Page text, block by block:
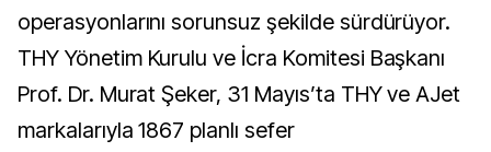
operasyonlarını sorunsuz şekilde sürdürüyor.
THY Yönetim Kurulu ve İcra Komitesi Başkanı
Prof. Dr. Murat Şeker, 31 Mayıs’ta THY ve AJet
markalarıyla 1867 planlı sefer